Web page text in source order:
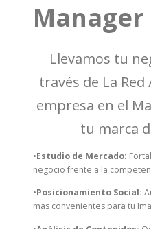
Manager
Llevamos tu
través de La
empresa en el
tu marca
•Estudio de Mercado:
negocio frente a la
•Posicionamiento Social:
mas convenientes para tu